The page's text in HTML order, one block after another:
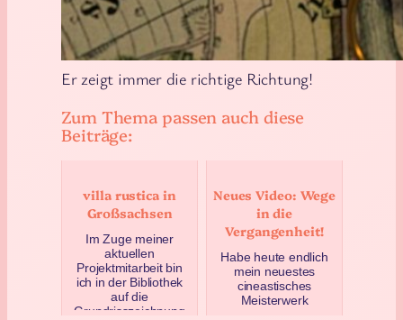
Er zeigt immer die richtige Richtung!
Zum Thema passen auch diese
Beiträge:
villa rustica in
Großsachsen
Im Zuge meiner
aktuellen
Projektmitarbeit bin
ich in der Bibliothek
auf die
Grundrisszeichnung
Neues Video: Wege
in die
Vergangenheit!
Habe heute endlich
mein neuestes
cineastisches
Meisterwerk